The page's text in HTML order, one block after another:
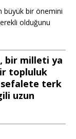
büyük bir önemini
olduğunu
bir milleti ya
topluluk
sefalete terk
uzun